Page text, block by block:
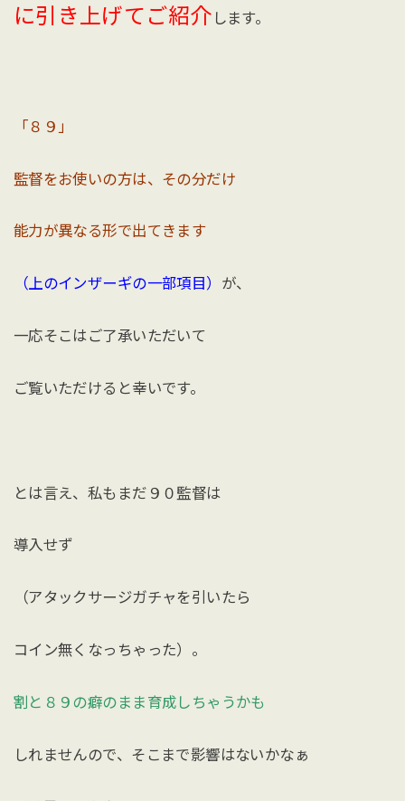
に引き上げてご紹介 します。
「８９」
監督をお使いの方は、その分だけ
能力が異なる形で出てきます
（上のインザーギの一部項目） が、
一応そこはご了承いただいて
ご覧いただけると幸いです。
とは言え、私もまだ９０監督は
導入せず
（アタックサージガチャを引いたら
コイン無くなっちゃった）。
割と８９の癖のまま育成しちゃうかも
しれませんので、そこまで影響はないかなぁ